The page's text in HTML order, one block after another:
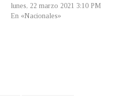
lunes, 22 marzo 2021 3:10 PM
En «Nacionales»